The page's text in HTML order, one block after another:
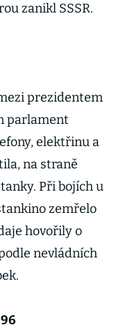
zanikl SSSR.
prezidentem
parlament
elektřinu a
na straně
Při bojích u
zemřelo
hovořily o
nevládních